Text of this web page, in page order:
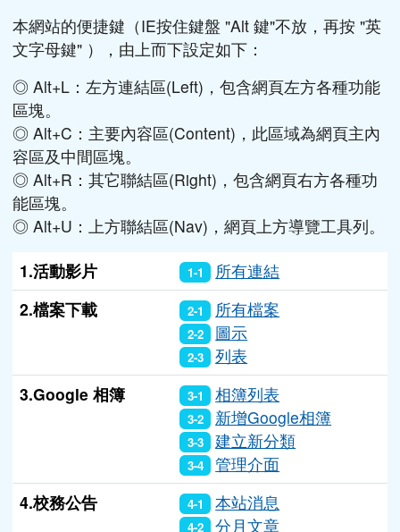
本網站的便捷鍵（IE按住鍵盤 "Alt 鍵"不放，再按 "英
文字母鍵" ），由上而下設定如下：
◎ Alt+L：左方連結區(Left)，包含網頁左方各種功能
區塊。
◎ Alt+C：主要內容區(Content)，此區域為網頁主內
容區及中間區塊。
◎ Alt+R：其它聯結區(Right)，包含網頁右方各種功
能區塊。
◎ Alt+U：上方聯結區(Nav)，網頁上方導覽工具列。
1.活動影片
1-1
所有連結
2.檔案下載
2-1 所有檔案
2-2 圖示
2-3
列表
3.Google 相簿
3-1 相簿列表
3-2 新增Google相簿
3-3 建立新分類
3-4
管理介面
4.校務公告
4-1 本站消息
4-2
分月文章